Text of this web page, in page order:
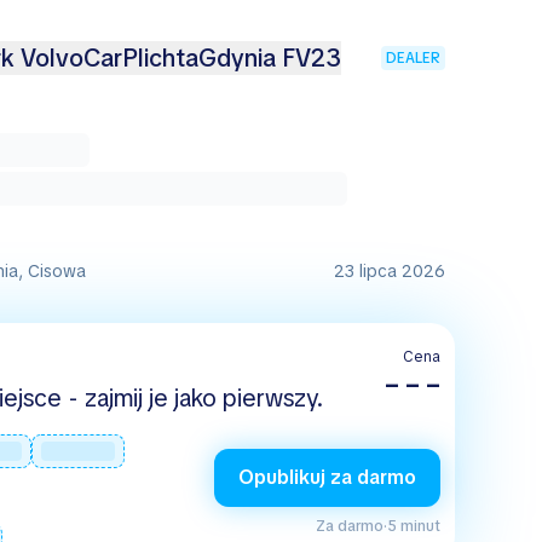
VolvoCarPlichtaGdynia FV23 DEALER
Cisowa 23 lipca 2026
- zajmij je jako pierwszy.
Cena
– – –
Opublikuj za darmo
Za darmo·5 minut